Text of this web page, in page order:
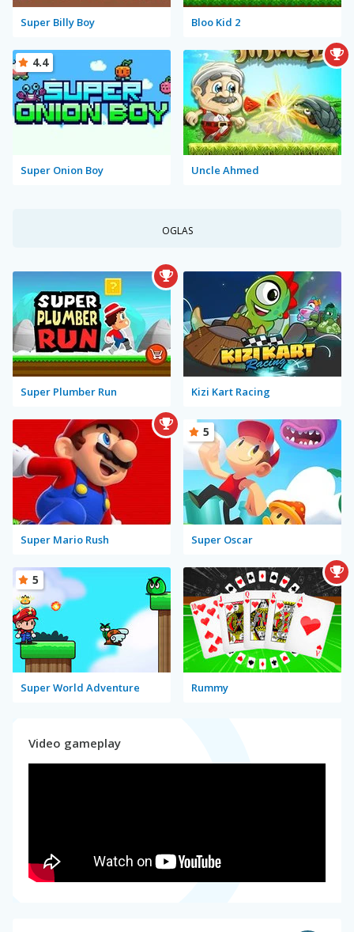
Super Billy Boy Bloo Kid 2
Super Onion Boy
4.4
Uncle Ahmed
OGLAS
Super Plumber Run Kizi Kart Racing
Super Mario Rush Super Oscar
5
Super World Adventure
5
Rummy
Video gameplay